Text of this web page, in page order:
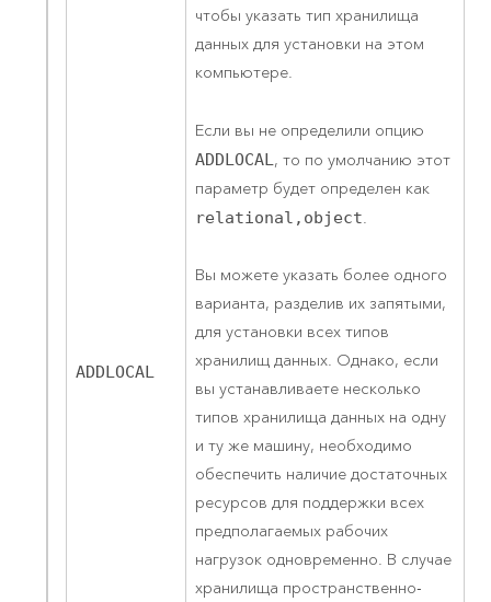
ADDLOCAL
чтобы указать тип хранилища
данных для установки на этом
компьютере.
Если вы не определили опцию
ADDLOCAL, то по умолчанию этот
параметр будет определен как
relational,object.
Вы можете указать более одного
варианта, разделив их запятыми,
для установки всех типов
хранилищ данных. Однако, если
вы устанавливаете несколько
типов хранилища данных на одну
и ту же машину, необходимо
обеспечить наличие достаточных
ресурсов для поддержки всех
предполагаемых рабочих
нагрузок одновременно. В случае
хранилища пространственно-